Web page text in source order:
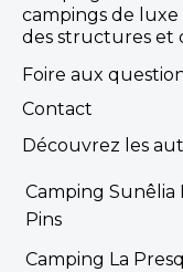
campings de
des structures et
Foire aux
Contact
Découvrez les
Camping Sunêlia
Pins
Camping La